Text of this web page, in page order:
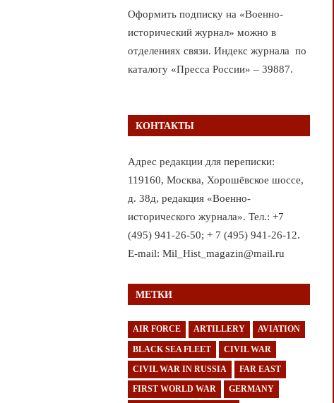
Оформить подписку на «Военно-
исторический журнал» можно в
отделениях связи. Индекс журнала по
каталогу «Пресса России» – 39887.
КОНТАКТЫ
Адрес редакции для переписки:
119160, Москва, Хорошёвское шоссе,
д. 38д, редакция «Военно-
исторического журнала». Тел.: +7
(495) 941-26-50; + 7 (495) 941-26-12.
E-mail: Mil_Hist_magazin@mail.ru
МЕТКИ
AIR FORCE ARTILLERY AVIATION
BLACK SEA FLEET CIVIL WAR
CIVIL WAR IN RUSSIA FAR EAST
FIRST WORLD WAR GERMANY